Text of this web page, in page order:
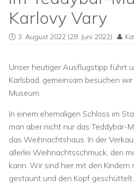
Karlovy Vary
3. August 2022 (28. Juni 2022)
Unser heutiger Ausflugstipp führt
Karlsbad, gemeinsam besuchen
Museum.
In einem ehemaligen Schloss im
man aber nicht nur das Teddybär-
das Weihnachtshaus. In der
allerlei Weihnachtsschmuck, den
kann. Wir sind hier mit den Kindern
gestaunt und den Kopf geschüttelt.